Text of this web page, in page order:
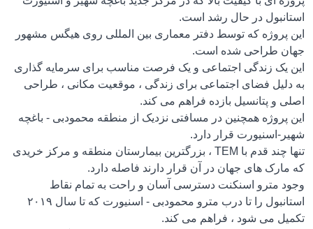
در حال رشد است.
پروژه که توسط دفتر معماری بین المللی روی هیگس مشهور
طراحی شده است.
یک زندگی اجتماعی و یک فرصت مناسب برای سرمایه گذاری
فضای اجتماعی برای زندگی ، موقعیت مکانی ، طراحی
و پتانسیل بازده فراهم می کند.
پروژه همچنین در مسافتی نزدیک از منطقه محمودبی - باغچه
اسنیورت قرار دارد.
تنها چند قدم با TEM ، بزرگترین بیمارستان منطقه و مرکز خریدی
های جهان در آن قرار دارند فاصله دارد.
مترو اسنکنت دسترسی آسان و راحت به تمام نقاط
استانبول را تا درب مترو محمودبی - اسنیورت که تا سال ۲۰۱۹
می شود ، فراهم می کند.